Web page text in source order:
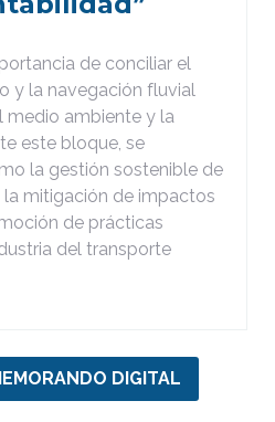
de conciliar el
y la navegación fluvial
medio ambiente y la
este bloque, se
la gestión sostenible de
la mitigación de impactos
de prácticas
del transporte
DIGITAL